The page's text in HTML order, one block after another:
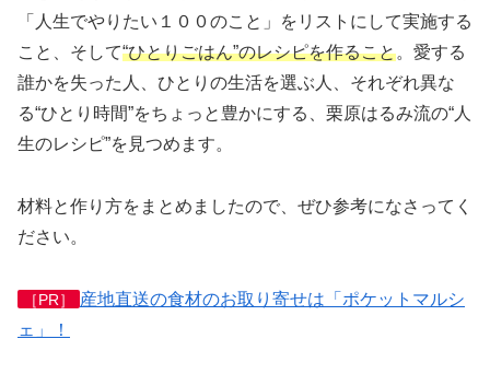
「人生でやりたい１００のこと」をリストにして実施する
こと、そして“ひとりごはん”のレシピを作ること。愛する
誰かを失った人、ひとりの生活を選ぶ人、それぞれ異な
る“ひとり時間”をちょっと豊かにする、栗原はるみ流の“人
生のレシピ”を見つめます。
材料と作り方をまとめましたので、ぜひ参考になさってく
ださい。
［PR］
産地直送の食材のお取り寄せは「ポケットマルシ
ェ」！